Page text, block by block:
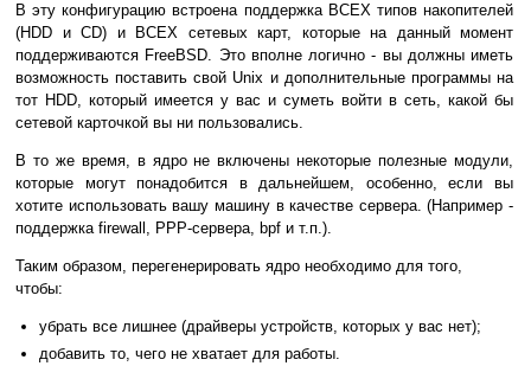
В эту конфигурацию встроена поддержка ВСЕХ типов накопителей
(HDD и CD) и ВСЕХ сетевых карт, которые на данный момент
поддерживаются FreeBSD. Это вполне логично - вы должны иметь
возможность поставить свой Unix и дополнительные программы на
тот HDD, который имеется у вас и суметь войти в сеть, какой бы
сетевой карточкой вы ни пользовались.
В то же время, в ядро не включены некоторые полезные модули,
которые могут понадобится в дальнейшем, особенно, если вы
хотите использовать вашу машину в качестве сервера. (Например -
поддержка firewall, PPP-сервера, bpf и т.п.).
Таким образом, перегенерировать ядро необходимо для того,
чтобы:
убрать все лишнее (драйверы устройств, которых у вас нет);
добавить то, чего не хватает для работы.